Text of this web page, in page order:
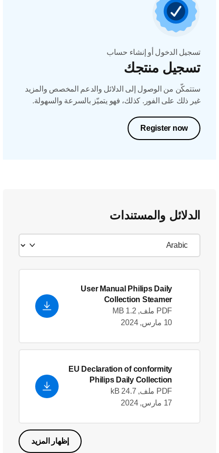
تسجيل الدخول أو إنشاء حساب
تسجيل منتجك
ستتمكّن من الوصول إلى الدلائل والدعم المخصص والمزيد
غير ذلك على الفور. كذلك، فهو يتميّز بالسرعة والسهولة.
Register now
الدلائل والمستندات
User Manual Philips Daily
Collection Steamer
PDF ملف, 1.2 MB
10 مارس, 2024
EU Declaration of conformity
Philips Daily Collection
Steamer HD9115/01 - English
(US)
PDF ملف, 24.7 kB
17 مارس, 2024
إظهار المزيد